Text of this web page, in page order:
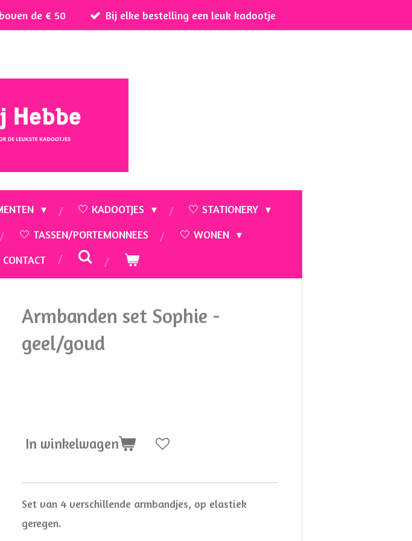
de € 50 Bij elke bestelling een leuk kadootje
🤍 KADOOTJES
🤍 STATIONERY
🤍 TASSEN/PORTEMONNEES
🤍 WONEN
Armbanden set Sophie -
geel/goud
In winkelwagen
Set van 4 verschillende armbandjes, op elastiek
geregen.